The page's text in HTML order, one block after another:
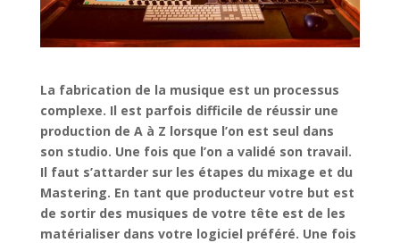
La fabrication de la musique est un processus
complexe. Il est parfois difficile de réussir une
production de A à Z lorsque l’on est seul dans
son studio. Une fois que l’on a validé son travail.
Il faut s’attarder sur les étapes du mixage et du
Mastering. En tant que producteur votre but est
de sortir des musiques de votre tête est de les
matérialiser dans votre logiciel préféré. Une fois